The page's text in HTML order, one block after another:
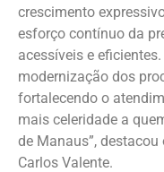
crescimento
esforço contínuo da
acessíveis e
modernização dos
fortalecendo o
mais celeridade a
de Manaus”,
Carlos Valente.